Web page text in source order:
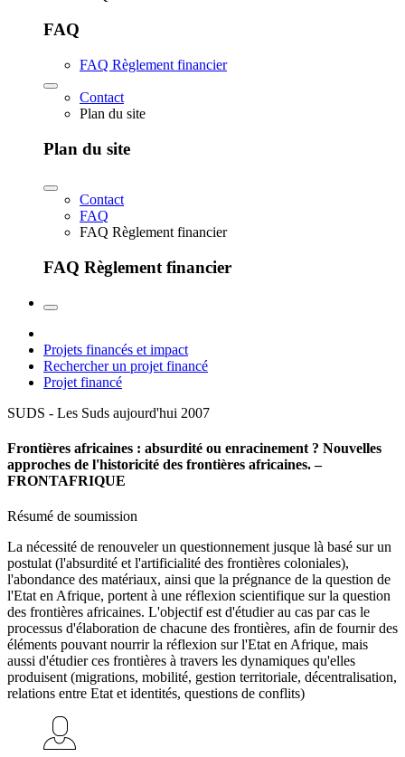
FAQ
FAQ Règlement financier
Contact
Plan du site
Plan du site
Contact
FAQ
FAQ Règlement financier
FAQ Règlement financier
Projets financés et impact
Rechercher un projet financé
Projet financé
SUDS - Les Suds aujourd'hui 2007
Frontières africaines : absurdité ou enracinement ? Nouvelles
approches de l'historicité des frontières africaines. –
FRONTAFRIQUE
Résumé de soumission
La nécessité de renouveler un questionnement jusque là basé sur un
postulat (l'absurdité et l'artificialité des frontières coloniales),
l'abondance des matériaux, ainsi que la prégnance de la question de
l'Etat en Afrique, portent à une réflexion scientifique sur la question
des frontières africaines. L'objectif est d'étudier au cas par cas le
processus d'élaboration de chacune des frontières, afin de fournir des
éléments pouvant nourrir la réflexion sur l'Etat en Afrique, mais
aussi d'étudier ces frontières à travers les dynamiques qu'elles
produisent (migrations, mobilité, gestion territoriale, décentralisation,
relations entre Etat et identités, questions de conflits)